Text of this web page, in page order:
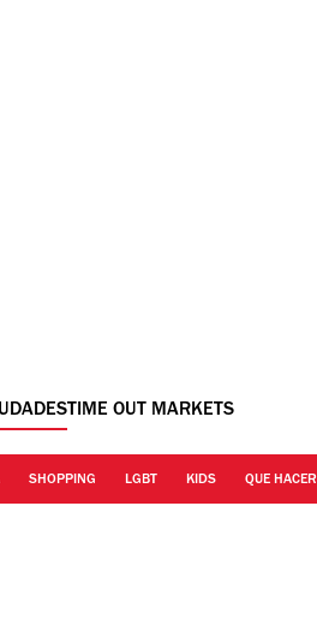
TIME OUT MARKETS
SHOPPING LGBT KIDS QUE HACER